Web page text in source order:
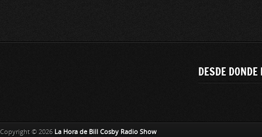
DESDE
Copyright © 2026 La Hora de Bill Cosby Radio Show